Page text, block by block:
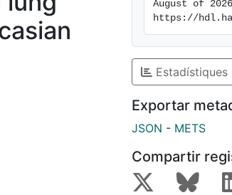
August of
https://
Estadístiques
Exportar
JSON - METS
Compartir